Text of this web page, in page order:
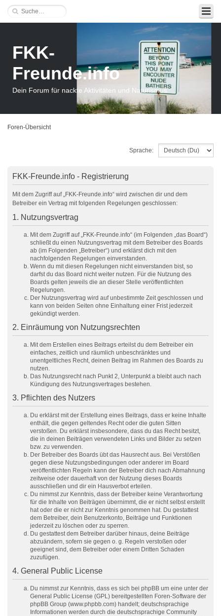
FKK-
Freunde.info
Dein Forum für nackte Aktivitäten und Naturismus
Foren-Übersicht
Sprache:
FKK-Freunde.info - Registrierung
Mit dem Zugriff auf „FKK-Freunde.info“ wird zwischen dir und dem
Betreiber ein Vertrag mit folgenden Regelungen geschlossen:
1. Nutzungsvertrag
Mit dem Zugriff auf „FKK-Freunde.info“ (im Folgenden „das Board“)
schließt du einen Nutzungsvertrag mit dem Betreiber des Boards
ab (im Folgenden „Betreiber“) und erklärst dich mit den
nachfolgenden Regelungen einverstanden.
Wenn du mit diesen Regelungen nicht einverstanden bist, so
darfst du das Board nicht weiter nutzen. Für die Nutzung des
Boards gelten jeweils die an dieser Stelle veröffentlichten
Regelungen.
Der Nutzungsvertrag wird auf unbestimmte Zeit geschlossen und
kann von beiden Seiten ohne Einhaltung einer Frist jederzeit
gekündigt werden.
2. Einräumung von Nutzungsrechten
Mit dem Erstellen eines Beitrags erteilst du dem Betreiber ein
einfaches, zeitlich und räumlich unbeschränktes und
unentgeltliches Recht, deinen Beitrag im Rahmen des Boards zu
nutzen.
Das Nutzungsrecht nach Punkt 2, Unterpunkt a bleibt auch nach
Kündigung des Nutzungsvertrages bestehen.
3. Pflichten des Nutzers
Du erklärst mit der Erstellung eines Beitrags, dass er keine Inhalte
enthält, die gegen geltendes Recht oder die guten Sitten
verstoßen. Du erklärst insbesondere, dass du das Recht besitzt,
die in deinen Beiträgen verwendeten Links und Bilder zu setzen
bzw. zu verwenden.
Der Betreiber des Boards übt das Hausrecht aus. Bei Verstößen
gegen diese Nutzungsbedingungen oder anderer im Board
veröffentlichten Regeln kann der Betreiber dich nach Abmahnung
zeitweise oder dauerhaft von der Nutzung dieses Boards
ausschließen und dir ein Hausverbot erteilen.
Du nimmst zur Kenntnis, dass der Betreiber keine Verantwortung
für die Inhalte von Beiträgen übernimmt, die er nicht selbst erstellt
hat oder die er nicht zur Kenntnis genommen hat. Du gestattest
dem Betreiber, dein Benutzerkonto, Beiträge und Funktionen
jederzeit zu löschen oder zu sperren.
Du gestattest dem Betreiber darüber hinaus, deine Beiträge
abzuändern, sofern sie gegen o. g. Regeln verstoßen oder
geeignet sind, dem Betreiber oder einem Dritten Schaden
zuzufügen.
4. General Public License
Du nimmst zur Kenntnis, dass es sich bei phpBB um eine unter der
General Public License (GPL) bereitgestellten Foren-Software der
phpBB Group (www.phpbb.com) handelt; deutschsprachige
Informationen werden durch die deutschsprachige Community